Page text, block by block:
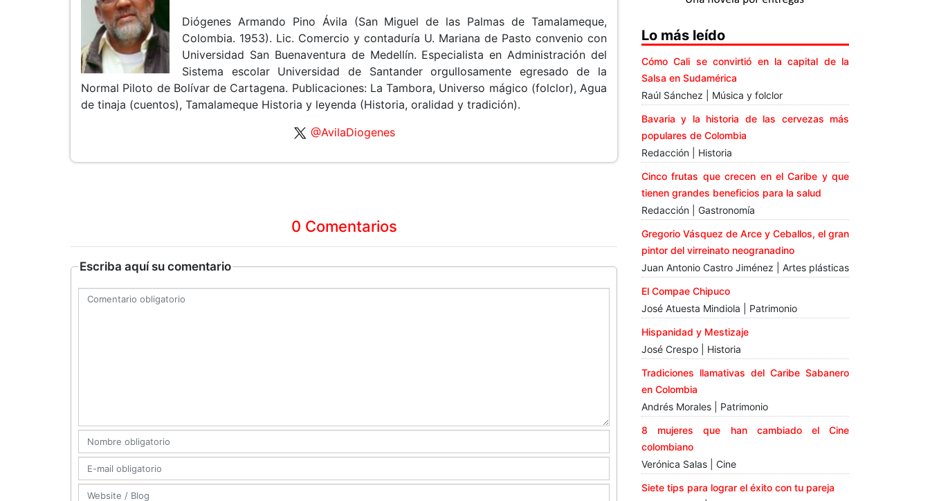
Diógenes Armando Pino Ávila (San Miguel de las Palmas de Tamalameque,
Colombia. 1953). Lic. Comercio y contaduría U. Mariana de Pasto convenio con
Universidad San Buenaventura de Medellín. Especialista en Administración del
Sistema escolar Universidad de Santander orgullosamente egresado de la
Normal Piloto de Bolívar de Cartagena. Publicaciones: La Tambora, Universo mágico (folclor), Agua
de tinaja (cuentos), Tamalameque Historia y leyenda (Historia, oralidad y tradición).
@AvilaDiogenes
0 Comentarios
Escriba aquí su comentario
Lo más leído
Cómo Cali se convirtió en la capital de la
Salsa en Sudamérica
Raúl Sánchez | Música y folclor
Bavaria y la historia de las cervezas más
populares de Colombia
Redacción | Historia
Cinco frutas que crecen en el Caribe y que
tienen grandes beneficios para la salud
Redacción | Gastronomía
Gregorio Vásquez de Arce y Ceballos, el gran
pintor del virreinato neogranadino
Juan Antonio Castro Jiménez | Artes plásticas
El Compae Chipuco
José Atuesta Mindiola | Patrimonio
Hispanidad y Mestizaje
José Crespo | Historia
Tradiciones llamativas del Caribe Sabanero
en Colombia
Andrés Morales | Patrimonio
8 mujeres que han cambiado el Cine
colombiano
Verónica Salas | Cine
Siete tips para lograr el éxito con tu pareja